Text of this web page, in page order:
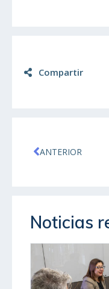
Compartir
ANTERIOR
Noticias